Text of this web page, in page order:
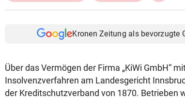
Kronen Zeitung als bevorzugte
Über das Vermögen der Firma „KiWi GmbH“
Insolvenzverfahren am Landesgericht
der Kreditschutzverband von 1870. Betrieben